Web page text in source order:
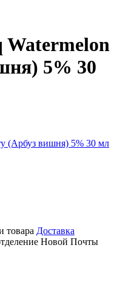
5% 30
товара Доставка
Новой Почты